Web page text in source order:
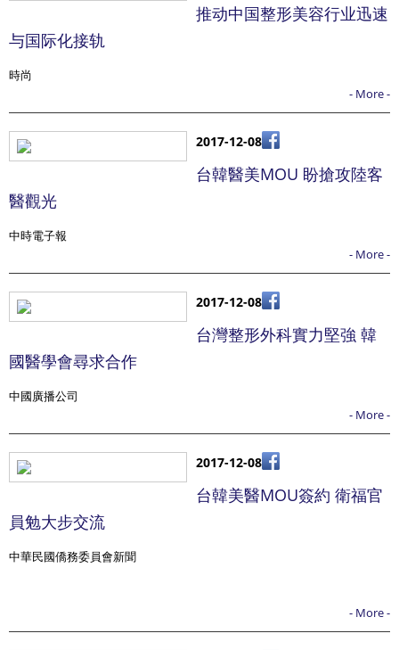
推动中国整形美容行业迅速
与国际化接轨
時尚
- More -
2017-12-08
台韓醫美MOU 盼搶攻陸客
醫觀光
中時電子報
- More -
2017-12-08
台灣整形外科實力堅強 韓
國醫學會尋求合作
中國廣播公司
- More -
2017-12-08
台韓美醫MOU簽約 衛福官
員勉大步交流
中華民國僑務委員會新聞
- More -